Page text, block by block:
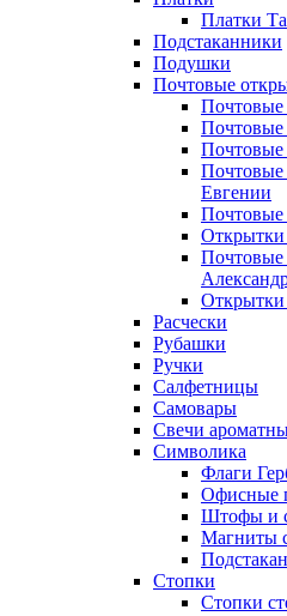
Платки
Подстаканники
Подушки
Почтовые
Почтовые
Почтовые
Почтовые
Евгении
Почтовые
Почтовые
Открытки
Расчески
Рубашки
Ручки
Салфетницы
Самовары
Свечи
Символика
Флаги
Офисные
Штофы и
Магниты
Стопки
Стопки